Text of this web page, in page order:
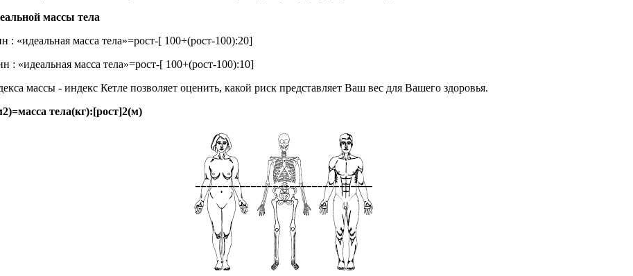
массы тела
: «идеальная масса тела»=рост-[ 100+(рост-100):20]
: «идеальная масса тела»=рост-[ 100+(рост-100):10]
массы - индекс Кетле позволяет оценить, какой риск представляет Ваш вес для Вашего здоровья.
тела(кг):[рост]2(м)